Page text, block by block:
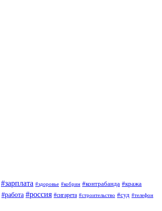
#зарплата #здоровье #кобрин #контрабанда #кража
#работа #россия #сигарета #строительство #суд #телефон